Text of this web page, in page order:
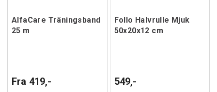
AlfaCare Träningsband
25 m
Fra 419,-
Follo Halvrulle Mjuk
50x20x12 cm
549,-